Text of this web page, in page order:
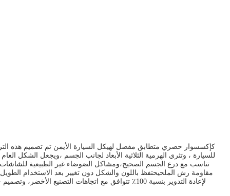
كإكسسوار حصري متطابق مفصل لهيكل السيارة الأيمن تم تصميم هذه
مقاومة رش الملحيحتفظ باللون والشكل دون تغيير بعد الاستخدام الطويل
لإعادة التدوير بنسبة 100٪ تتوافق مع اتجاهات